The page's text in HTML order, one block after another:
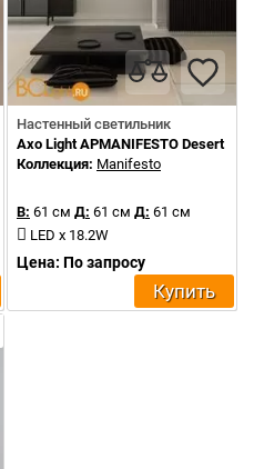
Настенный светильник
Axo Light APMANIFESTO Desert
Коллекция: Manifesto
В: 61 см Д: 61 см Д: 61 см
LED x 18.2W
Цена: По запросу
Купить